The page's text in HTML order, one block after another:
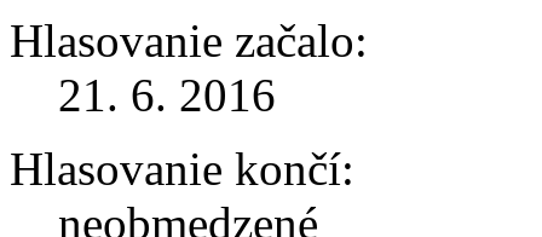
Hlasovanie začalo:
21. 6. 2016
Hlasovanie končí:
neobmedzené